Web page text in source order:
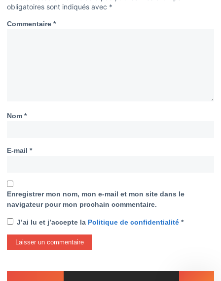
obligatoires sont indiqués avec *
Commentaire *
Nom *
E-mail *
Enregistrer mon nom, mon e-mail et mon site dans le
navigateur pour mon prochain commentaire.
J’ai lu et j’accepte la Politique de confidentialité *